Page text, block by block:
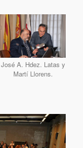
José A. Hdez. Latas y
Martí Llorens.